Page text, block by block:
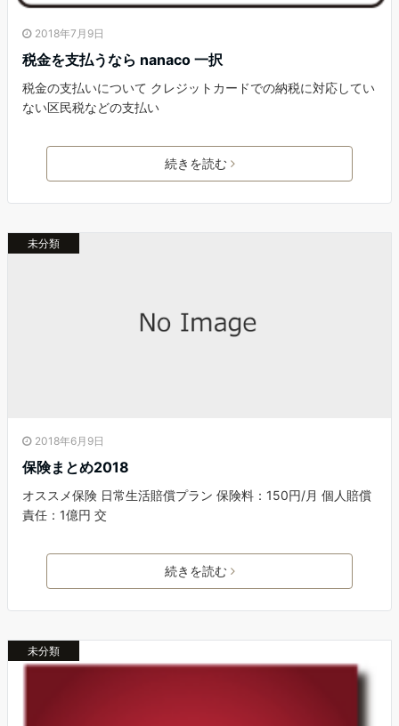
2018年7月9日
税金を支払うなら nanaco 一択
税金の支払いについて クレジットカードでの納税に対応してい
ない区民税などの支払い
続きを読む
未分類
2018年6月9日
保険まとめ2018
オススメ保険 日常生活賠償プラン 保険料：150円/月 個人賠償
責任：1億円 交
続きを読む
未分類